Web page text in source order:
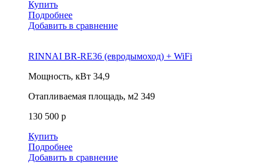
Купить
Подробнее
Добавить в сравнение
RINNAI BR-RE36 (евродымоход) + WiFi
Мощность, кВт 34,9
Отапливаемая площадь, м2 349
130 500 р
Купить
Подробнее
Добавить в сравнение